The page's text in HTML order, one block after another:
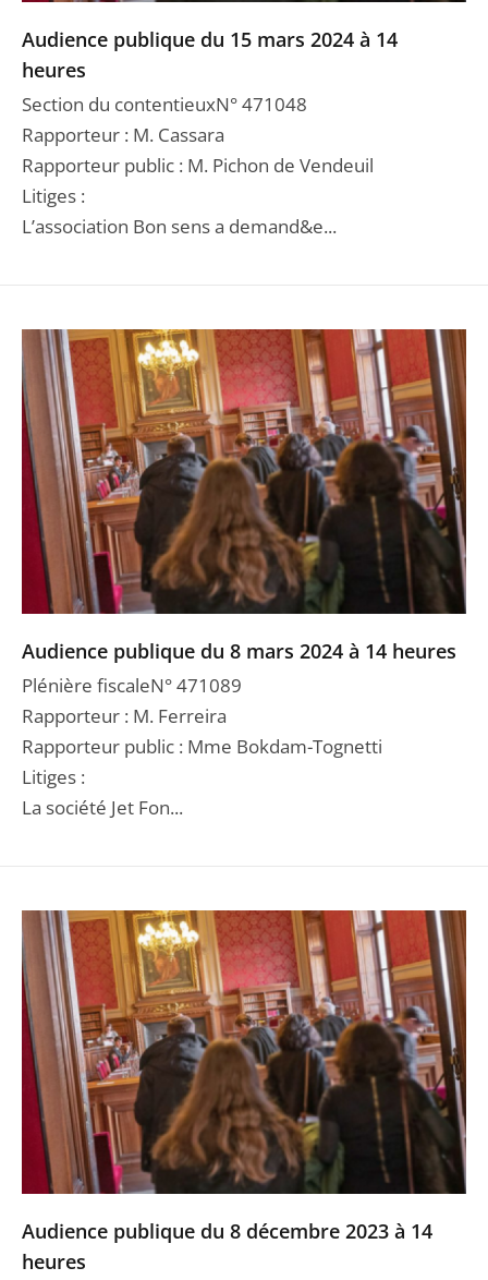
Audience publique du 15 mars 2024 à 14
heures
Section du contentieuxN° 471048
Rapporteur : M. Cassara
Rapporteur public : M. Pichon de Vendeuil
Litiges :
L’association Bon sens a demand&e...
Audience publique du 8 mars 2024 à 14 heures
Plénière fiscaleN° 471089
Rapporteur : M. Ferreira
Rapporteur public : Mme Bokdam-Tognetti
Litiges :
La société Jet Fon...
Audience publique du 8 décembre 2023 à 14
heures